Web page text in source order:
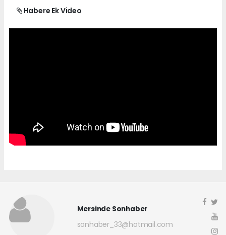
Habere Ek Video
Mersinde Sonhaber
sonhaber_33@hotmail.com